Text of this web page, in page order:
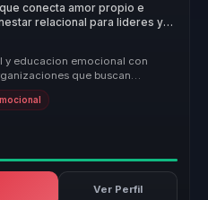
conecta amor propio e
relacional para lideres y
y educacion emocional con
que buscan
Ver Perfil